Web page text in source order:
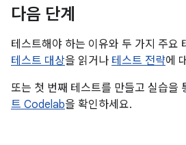
다음 단계
테스트해야 하는 이유와 두 가지 주요
테스트 대상을 읽거나 테스트 전략에
또는 첫 번째 테스트를 만들고 실습을
트 Codelab을 확인하세요.